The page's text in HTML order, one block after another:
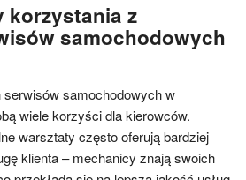
korzystania z
samochodowych
samochodowych w
wiele korzyści dla kierowców.
warsztaty często oferują bardziej
klienta – mechanicy znają swoich